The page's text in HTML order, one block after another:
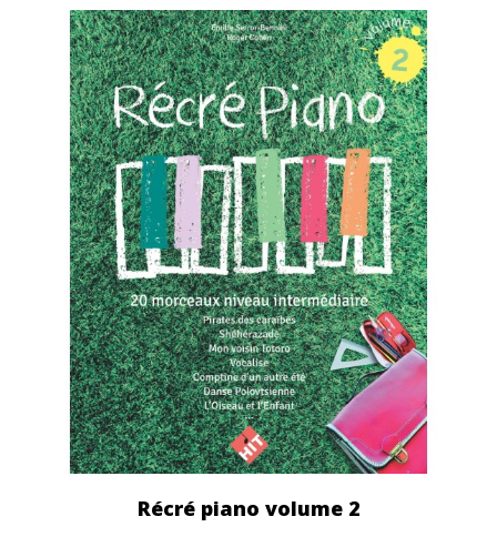
Récré piano volume 2